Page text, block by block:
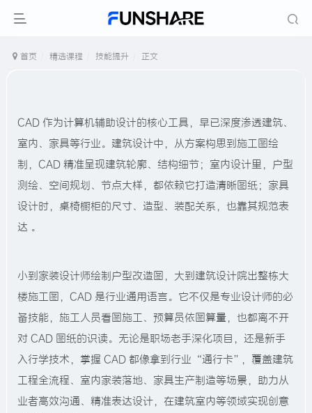
首页 精选课程 技能提升 正文
CAD 作为计算机辅助设计的核心工具，早已深度渗透建筑、
室内、家具等行业。建筑设计中，从方案构思到施工图绘
制，CAD 精准呈现建筑轮廓、结构细节；室内设计里，户型
测绘、空间规划、节点大样，都依赖它打造清晰图纸；家具
设计时，桌椅橱柜的尺寸、造型、装配关系，也靠其规范表
达 。
小到家装设计师绘制户型改造图，大到建筑设计院出整栋大
楼施工图，CAD 是行业通用语言。它不仅是专业设计师的必
备技能，施工人员看图施工、预算员依图算量，也都离不开
对 CAD 图纸的识读。无论是职场老手深化项目，还是新手
入行学技术，掌握 CAD 都像拿到行业 “通行卡”，覆盖建筑
工程全流程、室内家装落地、家具生产制造等场景，助力从
业者高效沟通、精准表达设计，在建筑室内等领域实现创意